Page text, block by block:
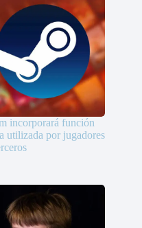
incorporará función
utilizada por jugadores